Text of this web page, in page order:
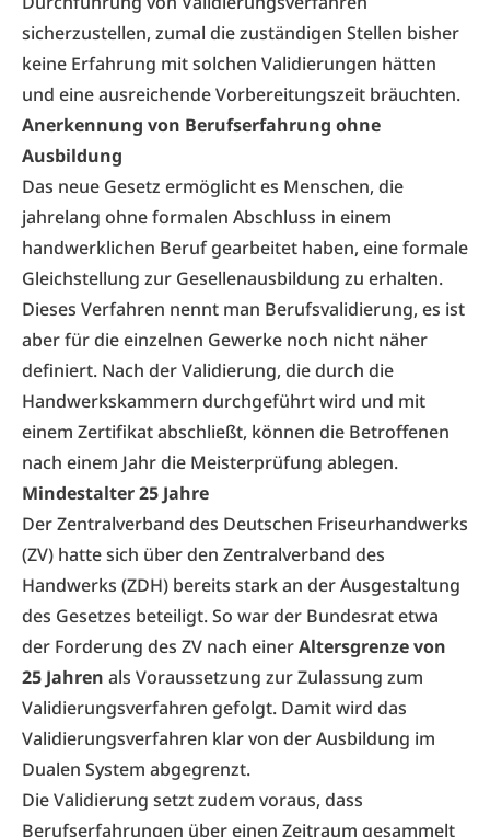
sicherzustellen, zumal die zuständigen Stellen bisher
keine Erfahrung mit solchen Validierungen hätten
und eine ausreichende Vorbereitungszeit bräuchten.
Anerkennung von Berufserfahrung ohne
Ausbildung
Das neue Gesetz ermöglicht es Menschen, die
jahrelang ohne formalen Abschluss in einem
handwerklichen Beruf gearbeitet haben, eine formale
Gleichstellung zur Gesellenausbildung zu erhalten.
Dieses Verfahren nennt man Berufsvalidierung, es ist
aber für die einzelnen Gewerke noch nicht näher
definiert. Nach der Validierung, die durch die
Handwerkskammern durchgeführt wird und mit
einem Zertifikat abschließt, können die Betroffenen
nach einem Jahr die Meisterprüfung ablegen.
Mindestalter 25 Jahre
Der Zentralverband des Deutschen Friseurhandwerks
(ZV) hatte sich über den Zentralverband des
Handwerks (ZDH) bereits stark an der Ausgestaltung
des Gesetzes beteiligt. So war der Bundesrat etwa
der Forderung des ZV nach einerAltersgrenze von
25 Jahren als Voraussetzung zur Zulassung zum
Validierungsverfahren gefolgt. Damit wird das
Validierungsverfahren klar von der Ausbildung im
Dualen System abgegrenzt.
Die Validierung setzt zudem voraus, dass
Berufserfahrungen über einen Zeitraum gesammelt